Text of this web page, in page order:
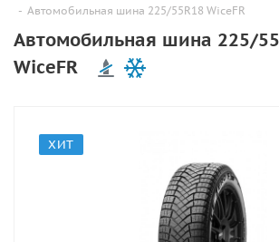
- Автомобильная шина 225/55R18 WiceFR
Автомобильная шина 225/
WiceFR
ХИТ